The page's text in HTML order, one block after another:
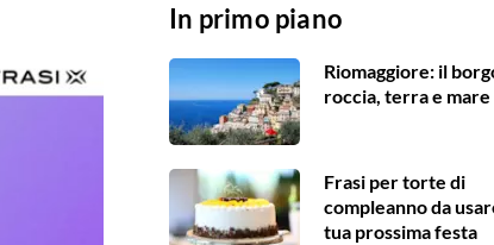
In primo piano
Riomaggiore: il
roccia, terra e mare
Frasi per torte di
compleanno da
tua prossima festa